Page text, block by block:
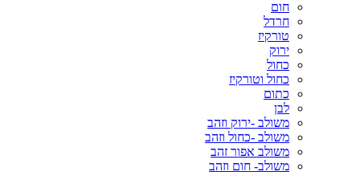
חום
חרדל
טורקיז
ירוק
כחול
כחול וטורקיז
כתום
לבן
משולב -ירוק וזהב
משולב -כחול וזהב
משולב אפור זהב
משולב- חום וזהב